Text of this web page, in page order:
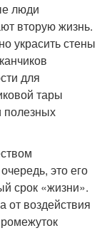
люди
вторую жизнь.
украсить стены
для
тары
полезных
это его
срок «жизни».
от воздействия